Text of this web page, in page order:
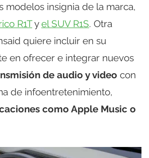
modelos insignia de la marca,
R1Tyel SUV R1S. Otra
quiere incluir en su
en ofrecer e integrar nuevos
de audio y video con
de infoentretenimiento,
como Apple Music o